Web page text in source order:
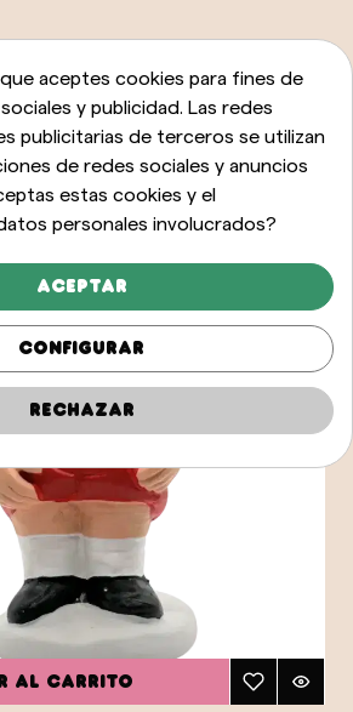
al carrito
aceptes cookies para fines de
y publicidad. Las redes
publicitarias de terceros se utilizan
de redes sociales y anuncios
estas cookies y el
personales involucrados?
Aceptar
Configurar
Rechazar